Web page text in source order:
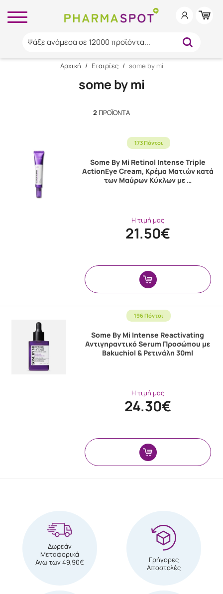
Ψάξε ανάμεσα σε 12000 προϊόντα...
Αρχική / Εταιρίες / some by mi
some by mi
2 ΠΡΟΪΌΝΤΑ
173 Πόντοι
Some By Mi Retinol Intense Triple
ActionEye Cream, Κρέμα Ματιών κατά
των Μαύρων Κύκλων με …
Η τιμή μας
21.50€
196 Πόντοι
Some By Mi Intense Reactivating
Αντιγηραντικό Serum Προσώπου με
Bakuchiol & Ρετινάλη 30ml
Η τιμή μας
24.30€
Δωρεάν
Μεταφορικά
Άνω των 49,90€
Γρήγορες
Αποστολές